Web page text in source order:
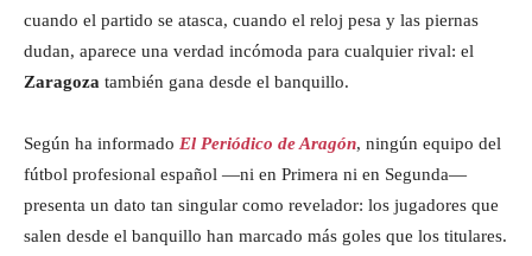
cuando el partido se atasca, cuando el reloj pesa y las piernas
dudan, aparece una verdad incómoda para cualquier rival: el
Zaragoza también gana desde el banquillo.
Según ha informado El Periódico de Aragón, ningún equipo del
fútbol profesional español —ni en Primera ni en Segunda—
presenta un dato tan singular como revelador: los jugadores que
salen desde el banquillo han marcado más goles que los titulares.